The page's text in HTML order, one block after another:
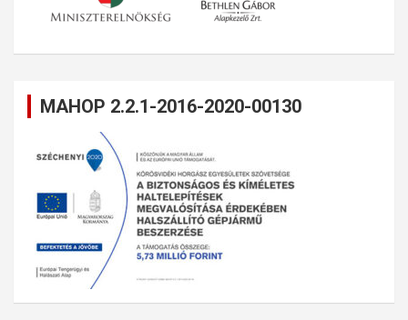
MAHOP 2.2.1-2016-2020-00130